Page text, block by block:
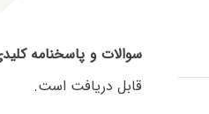
سوالات و پاسخنامه
قابل دریافت است.